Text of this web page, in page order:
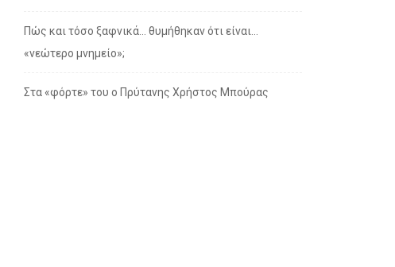
Πώς και τόσο ξαφνικά… θυμήθηκαν ότι είναι…
«νεώτερο μνημείο»;
Στα «φόρτε» του ο Πρύτανης Χρήστος Μπούρας